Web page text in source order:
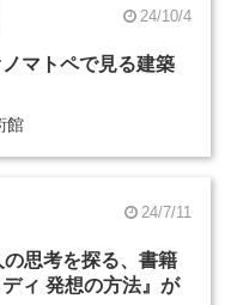
24/10/4
マトペで見る建築
館
24/7/11
思考を探る、書籍
ディ 発想の方法』が